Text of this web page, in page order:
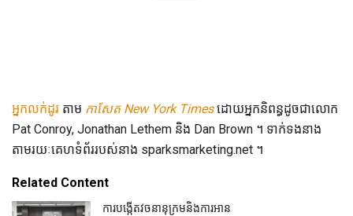
អ្នកលក់ដូរ តាម កាសែត New York Timesដោយអ្នកនិពន្ធដូចជាលោក
Pat Conroy, Jonathan Lethem និង Dan Brown ។ ទាក់ទងនាង
តាមរយៈគេហទំព័ររបស់នាង sparksmarketing.net ។
Related Content
ការបង្កើតវចនានុក្រមនិងការអាន